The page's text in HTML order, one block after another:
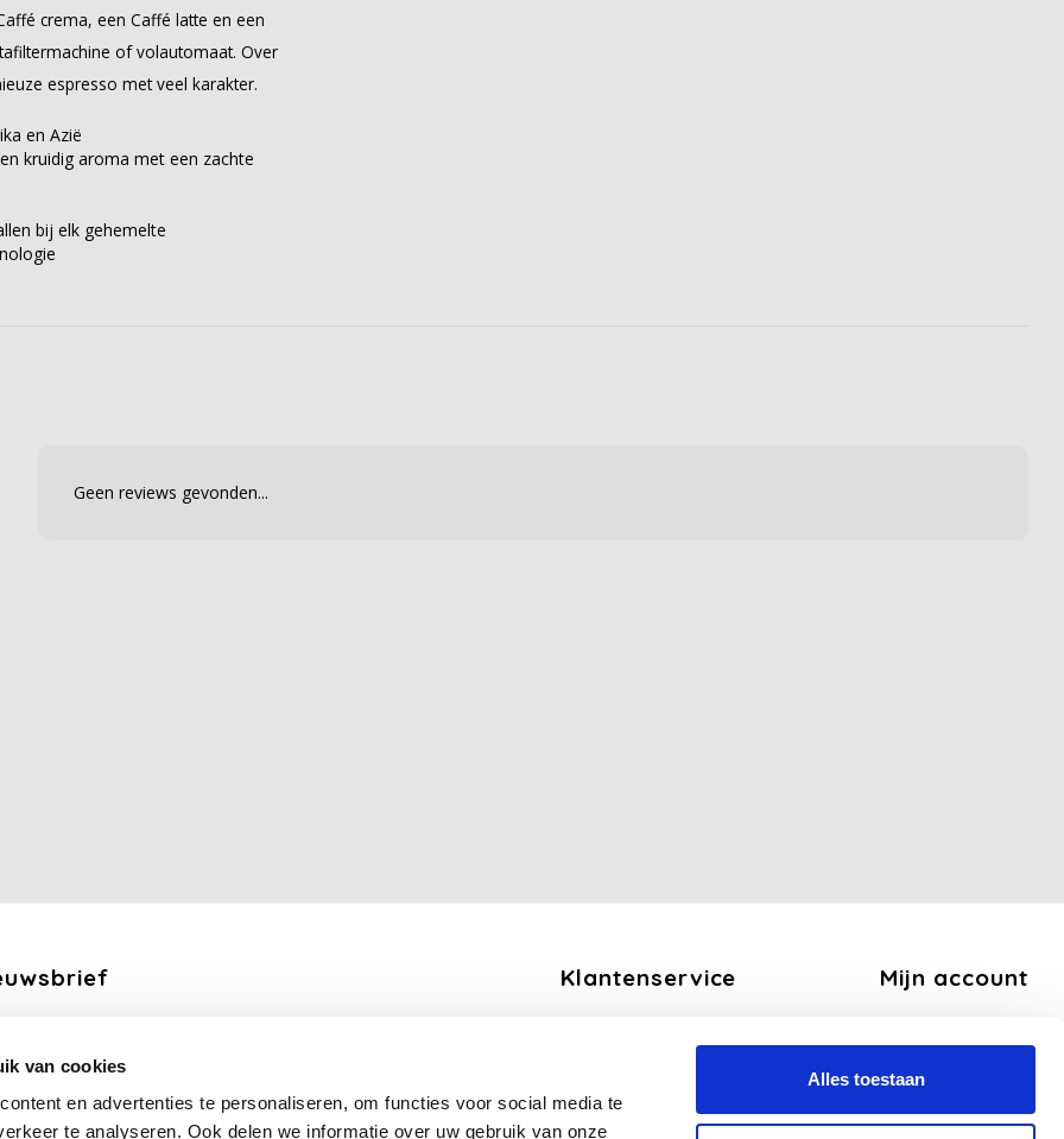
van cookies
en advertenties te personaliseren, om functies voor social media te
te analyseren. Ook delen we informatie over uw gebruik van onze
Alles toestaan
crema, een Caffé latte en een
of volautomaat. Over
espresso met veel karakter.
en Azië
kruidig aroma met een zachte
bij elk gehemelte
Geen reviews gevonden...
Klantenservice Mijn account
Mijn tickets
Mijn verlanglijst